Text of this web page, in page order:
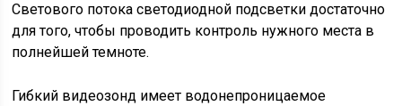
Светового потока светодиодной подсветки достаточно
для того, чтобы проводить контроль нужного места в
полнейшей темноте.
Гибкий видеозонд имеет водонепроницаемое